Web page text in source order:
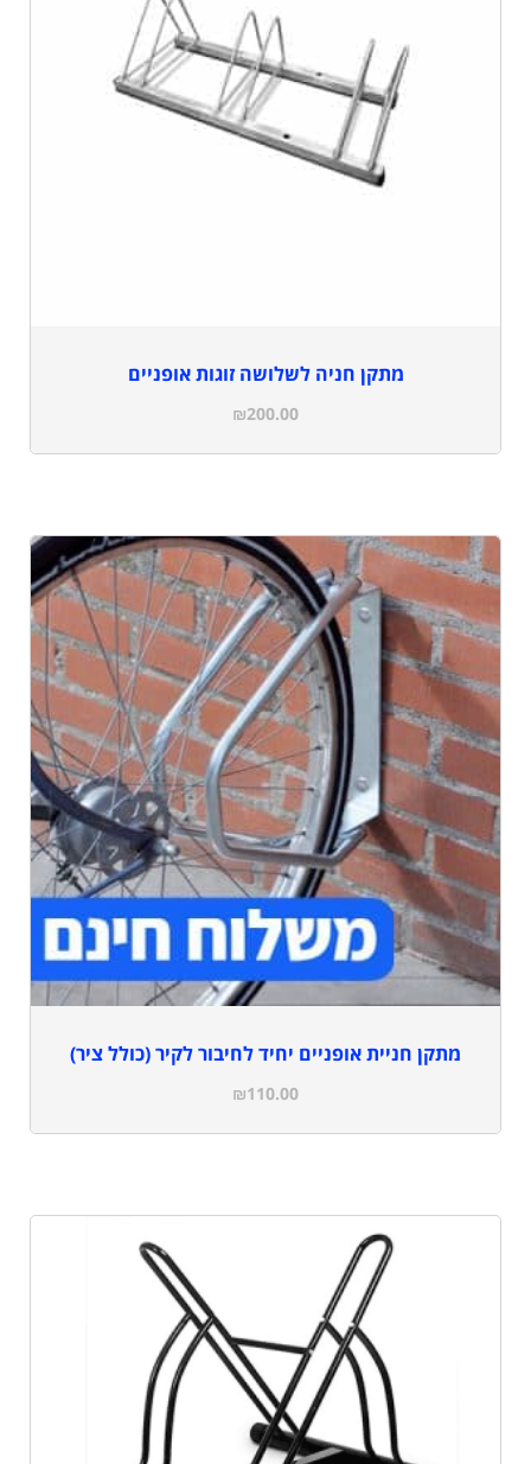
מתקן חניה לשלושה זוגות אופניים
₪200.00
מתקן חניית אופניים יחיד לחיבור לקיר (כולל ציר)
₪110.00